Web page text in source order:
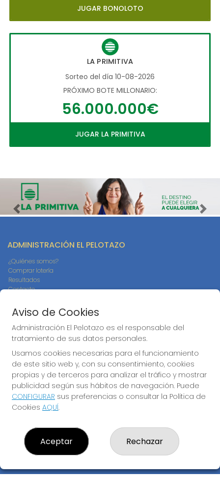
JUGAR BONOLOTO
LA PRIMITIVA
Sorteo del día 10-08-2026
PRÓXIMO BOTE MILLONARIO:
56.000.000€
JUGAR LA PRIMITIVA
Imagen anterior
ADMINISTRACIÓN EL PELOTAZO
¿Quiénes somos?
Comprar lotería
Resultados
Contacto
Compra en SELAE
Peñas
Boletos digitales
Acceso
CONTACTO
ADMINISTRACION DE LOTERIAS: 17-CADIZ - RECEPTOR
OFICIAL: 21300
956073495
info@administracionelpelotazo.es
Callejones Cardoso nº12
Cádiz, 11002
Aviso de Cookies
Administración El Pelotazo es el responsable del
tratamiento de sus datos personales.
Usamos cookies necesarias para el funcionamiento
de este sitio web y, con su consentimiento, cookies
propias y de terceros para analizar el tráfico y mostrar
publicidad según sus hábitos de navegación. Puede
CONFIGURAR sus preferencias o consultar la Política de
Cookies AQUÍ.
Aceptar Rechazar